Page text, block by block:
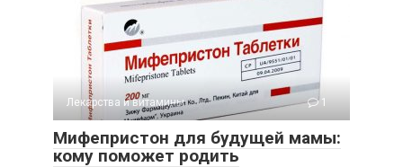
Лекарства и витамины 1
Мифепристон для будущей мамы:
кому поможет родить